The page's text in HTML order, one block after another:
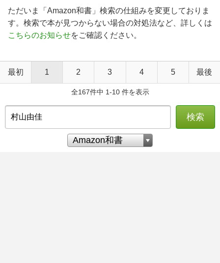
ただいま「Amazon和書」検索の仕組みを変更しておりま
す。検索で本が見つからない場合の対処法など、詳しくは
こちらのお知らせをご確認ください。
最初 1 2 3 4 5 最後
全167件中 1-10 件を表示
検索